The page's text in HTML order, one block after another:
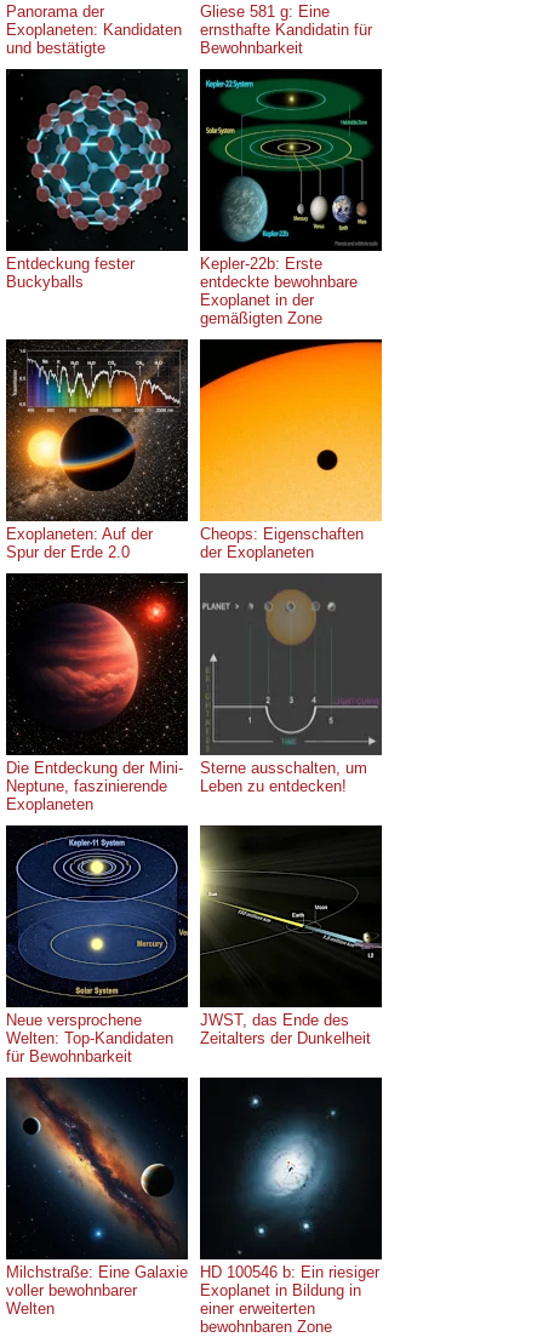
Panorama der
Exoplaneten: Kandidaten
und bestätigte
Gliese 581 g: Eine
ernsthafte Kandidatin für
Bewohnbarkeit
Entdeckung fester
Buckyballs
Kepler-22b: Erste
entdeckte bewohnbare
Exoplanet in der
gemäßigten Zone
Exoplaneten: Auf der
Spur der Erde 2.0
Cheops: Eigenschaften
der Exoplaneten
Die Entdeckung der Mini-
Neptune, faszinierende
Exoplaneten
Sterne ausschalten, um
Leben zu entdecken!
Neue versprochene
Welten: Top-Kandidaten
für Bewohnbarkeit
JWST, das Ende des
Zeitalters der Dunkelheit
Milchstraße: Eine Galaxie
voller bewohnbarer
Welten
HD 100546 b: Ein riesiger
Exoplanet in Bildung in
einer erweiterten
bewohnbaren Zone